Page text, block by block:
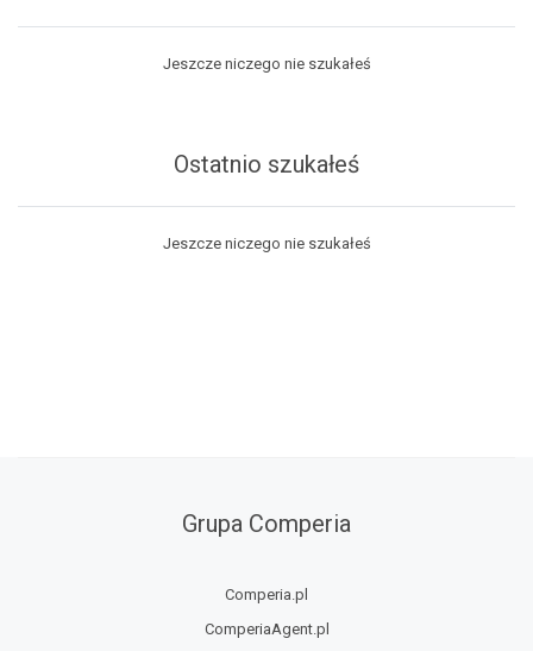
Jeszcze niczego nie szukałeś
Ostatnio szukałeś
Jeszcze niczego nie szukałeś
Grupa Comperia
Comperia.pl
ComperiaAgent.pl